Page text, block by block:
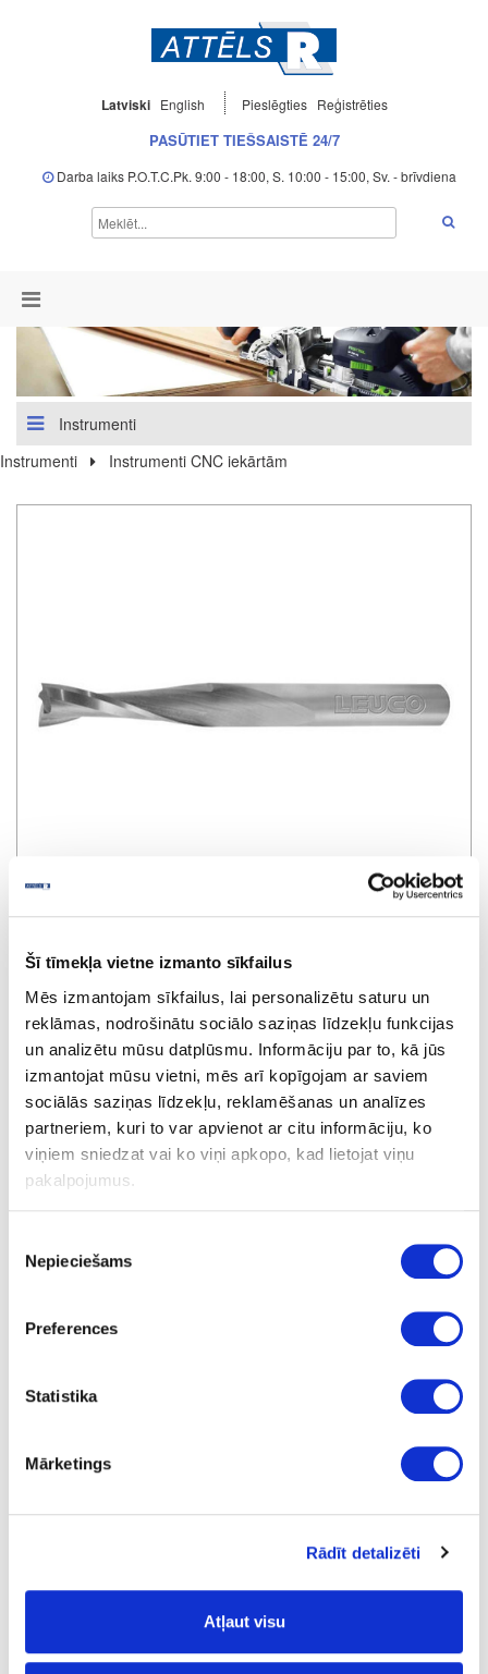
Šī tīmekļa vietne izmanto sīkfailus
Mēs izmantojam sīkfailus, lai personalizētu saturu un
reklāmas, nodrošinātu sociālo saziņas līdzekļu funkcijas
un analizētu mūsu datplūsmu. Informāciju par to, kā jūs
izmantojat mūsu vietni, mēs arī kopīgojam ar saviem
sociālās saziņas līdzekļu, reklamēšanas un analīzes
partneriem, kuri to var apvienot ar citu informāciju, ko
viņiem sniedzat vai ko viņi apkopo, kad lietojat viņu
pakalpojumus.
izvēle
Nepieciešams
Preferences
Statistika
Mārketings
Rādīt detalizēti
Atļaut visu
Latviski English Pieslēgties Reģistrēties
PASŪTIET TIEŠSAISTĒ 24/7
Darba laiks P.O.T.C.Pk. 9:00 - 18:00, S. 10:00 - 15:00, Sv. - brīvdiena
Instrumenti
Instrumenti
Instrumenti CNC iekārtām
Spirālfrēze LEUCO D8x30/75xd8, Z=2,
Re/poz
Uzdot jautājumu
Nosūtīt saiti uz produktu
Drukāt
Spirālfrēze LEUCO D8x30/75xd8,